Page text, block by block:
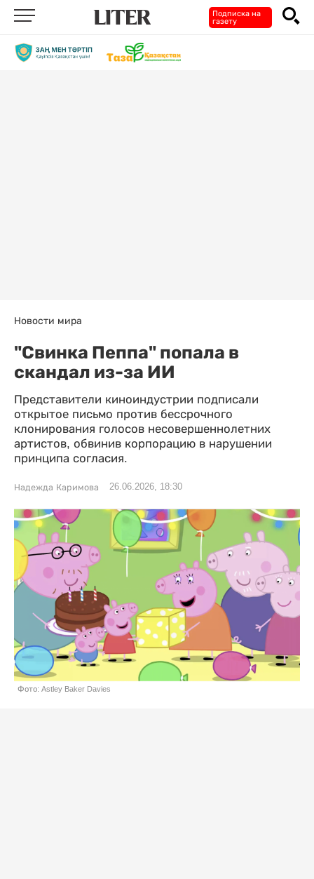
Подписка на
газету
Новости мира
"Свинка Пеппа" попала в
скандал из-за ИИ
Представители киноиндустрии подписали
открытое письмо против бессрочного
клонирования голосов несовершеннолетних
артистов, обвинив корпорацию в нарушении
принципа согласия.
Надежда Каримова 26.06.2026, 18:30
Фото: Astley Baker Davies